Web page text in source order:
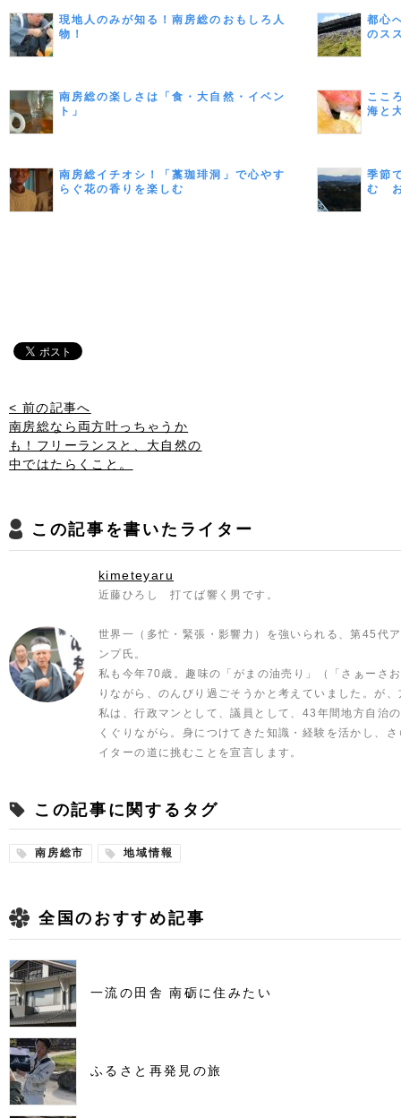
現地人のみが知る！南房総のおもしろ人
物！
都心
のス
南房総の楽しさは「食・大自然・イベン
ト」
ここ
海と
南房総イチオシ！「藁珈琲洞」で心やす
らぐ花の香りを楽しむ
季節
む お
< 前の記事へ
南房総なら両方叶っちゃうか
も！フリーランスと、大自然の
中ではたらくこと。
この記事を書いたライター
kimeteyaru
近藤ひろし 打てば響く男です。
世界一（多忙・緊張・影響力）を強いられる、第45代
ンプ氏。
私も今年70歳。趣味の「がまの油売り」（「さぁーさ
りながら、のんびり過ごそうかと考えていました。が
私は、行政マンとして、議員として、43年間地方自治
くぐりながら。身につけてきた知識・経験を活かし、
イターの道に挑むことを宣言します。
この記事に関するタグ
南房総市 地域情報
全国のおすすめ記事
一流の田舎 南砺に住みたい
ふるさと再発見の旅